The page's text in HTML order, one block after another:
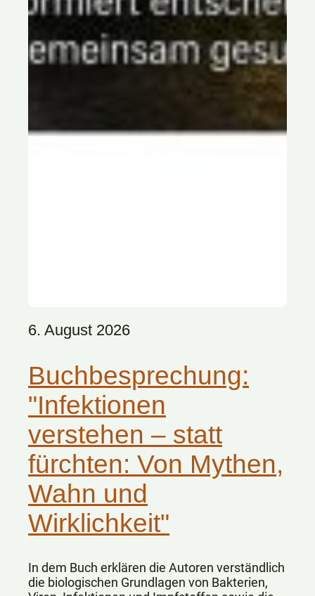
6. August 2026
Buchbesprechung:
"Infektionen
verstehen – statt
fürchten: Von Mythen,
Wahn und
Wirklichkeit"
In dem Buch erklären die Autoren verständlich
die biologischen Grundlagen von Bakterien,